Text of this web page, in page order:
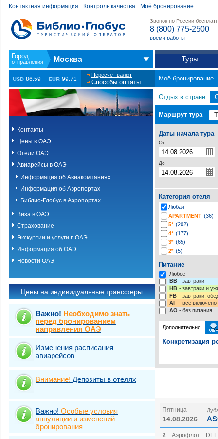
Контактная информация Контроль качества Моё бронирование
Звонок по России
8 (800) 775-2500
время работы
Москва Туры
USD 86.59 EUR 99.71
Пересчет валют
Способы оплаты
Моё бронирование
Контакты
Цены в ОАЭ
Отели ОАЭ
Авиарейсы в ОАЭ
Информация об Авиакомпаниях
Информация об Аэропортах
Библио-Глобус в Аэропортах
Виза в ОАЭ
Страхование
Экскурсии и услуги в ОАЭ
Информация об ОАЭ
Новости ОАЭ
Цены на индивидуальные трансферы
Важно! Необходимо знать
перед бронированием
направления ОАЭ
Изменения расписания
авиарейсов
Внимание! Депозиты в отелях
Важно! Особые условия
аннуляции и изменений
бронирования
Отдых в стране
Маршрут тура
Даты начала тура
От
До
Категория отеля
Любая
APARTMENT (36)
5* (202)
4* (177)
3* (65)
2* (5)
Питание
Любое
BB - завтраки
HB - завтраки и
FB - завтраки,
AI
- все включено
AO - без питания
Дополнительно
Конкретизация
Пятница
14.08.2026
2 Аэрофлот